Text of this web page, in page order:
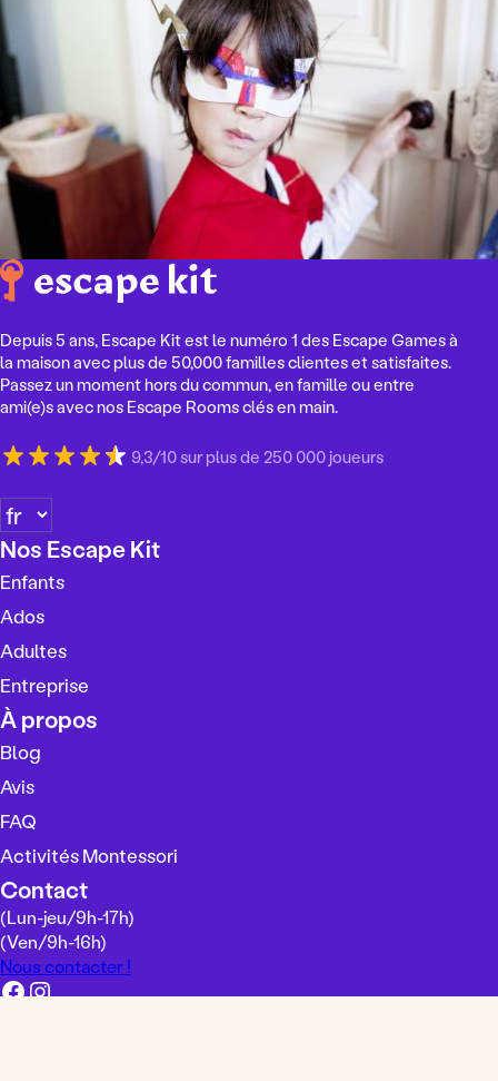
Depuis 5 ans, Escape Kit est le numéro 1 des Escape Games à
la maison avec plus de 50,000 familles clientes et satisfaites.
Passez un moment hors du commun, en famille ou entre
ami(e)s avec nos Escape Rooms clés en main.
9,3/10 sur plus de 250 000 joueurs
C
h
o
i
s
r
u
n
l
a
n
u
e
Nos Escape Kit
Enfants
Ados
Adultes
Entreprise
À propos
Blog
Avis
FAQ
Activités Montessori
Contact
(Lun-jeu/9h-17h)
(Ven/9h-16h)
Nous contacter !
Facebook Instagram